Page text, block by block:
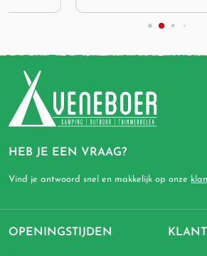
HEB JE EEN VRAAG?
Vind je antwoord snel en makkelijk op onze
OPENINGSTIJDEN